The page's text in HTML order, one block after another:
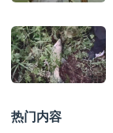
热门内容